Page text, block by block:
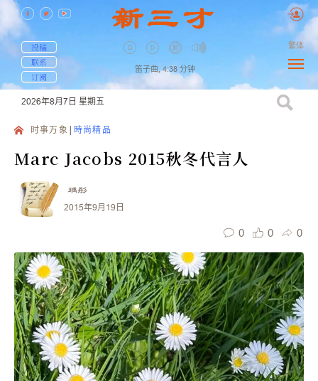
投稿
联系
订阅
笛子曲, 4:38 分钟
繁体
2026年8月7日 星期五
时事万象 時尚精品
Marc Jacobs 2015秋冬代言人
瑀彤
2015年9月19日
0 0 0